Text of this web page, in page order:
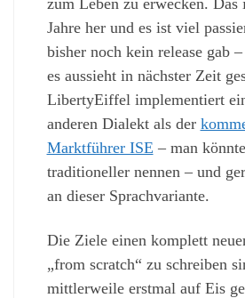
zum Leben zu erwecken. Das
Jahre her und es ist viel
bisher noch kein release gab
es aussieht in nächster Zeit
LibertyEiffel implementiert
anderen Dialekt als der
Marktführer ISE – man
traditioneller nennen – und
an dieser Sprachvariante.
Die Ziele einen komplett
„from scratch“ zu schreiben
mittlerweile erstmal auf Eis